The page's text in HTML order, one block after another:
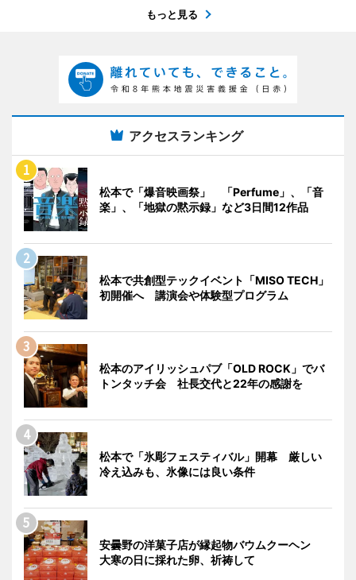
もっと見る
アクセスランキング
松本で「爆音映画祭」 「Perfume」、「音
楽」、「地獄の黙示録」など3日間12作品
松本で共創型テックイベント「MISO TECH」
初開催へ 講演会や体験型プログラム
松本のアイリッシュパブ「OLD ROCK」でバ
トンタッチ会 社長交代と22年の感謝を
松本で「氷彫フェスティバル」開幕 厳しい
冷え込みも、氷像には良い条件
安曇野の洋菓子店が縁起物バウムクーヘン
大寒の日に採れた卵、祈祷して